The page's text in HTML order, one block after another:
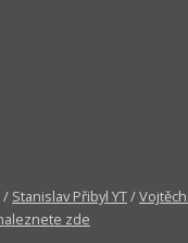
/ Stanislav Přibyl YT/
zde